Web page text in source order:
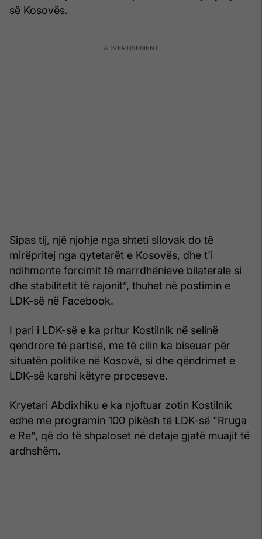
së Kosovës.
Sipas tij, një njohje nga shteti sllovak do të
mirëpritej nga qytetarët e Kosovës, dhe t'i
ndihmonte forcimit të marrdhënieve bilaterale si
dhe stabilitetit të rajonit”, thuhet në postimin e
LDK-së në Facebook.
I pari i LDK-së e ka pritur Kostilník në selinë
qendrore të partisë, me të cilin ka biseuar për
situatën politike në Kosovë, si dhe qëndrimet e
LDK-së karshi këtyre proceseve.
Kryetari Abdixhiku e ka njoftuar zotin Kostilník
edhe me programin 100 pikësh të LDK-së "Rruga
e Re", që do të shpaloset në detaje gjatë muajit të
ardhshëm.